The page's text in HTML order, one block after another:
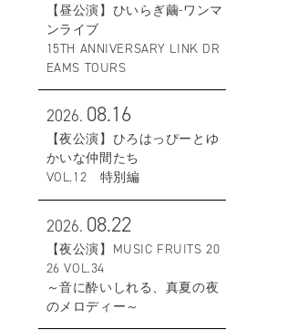
【昼公演】ひいらぎ繭-ワンマ
ンライブ
15TH ANNIVERSARY LINK DR
EAMS TOURS
2026. 08.16
【夜公演】ひろはっぴーとゆ
かいな仲間たち
VOL.12 特別編
2026. 08.22
【夜公演】MUSIC FRUITS 20
26 VOL.34
～音に酔いしれる、真夏の夜
のメロディー～